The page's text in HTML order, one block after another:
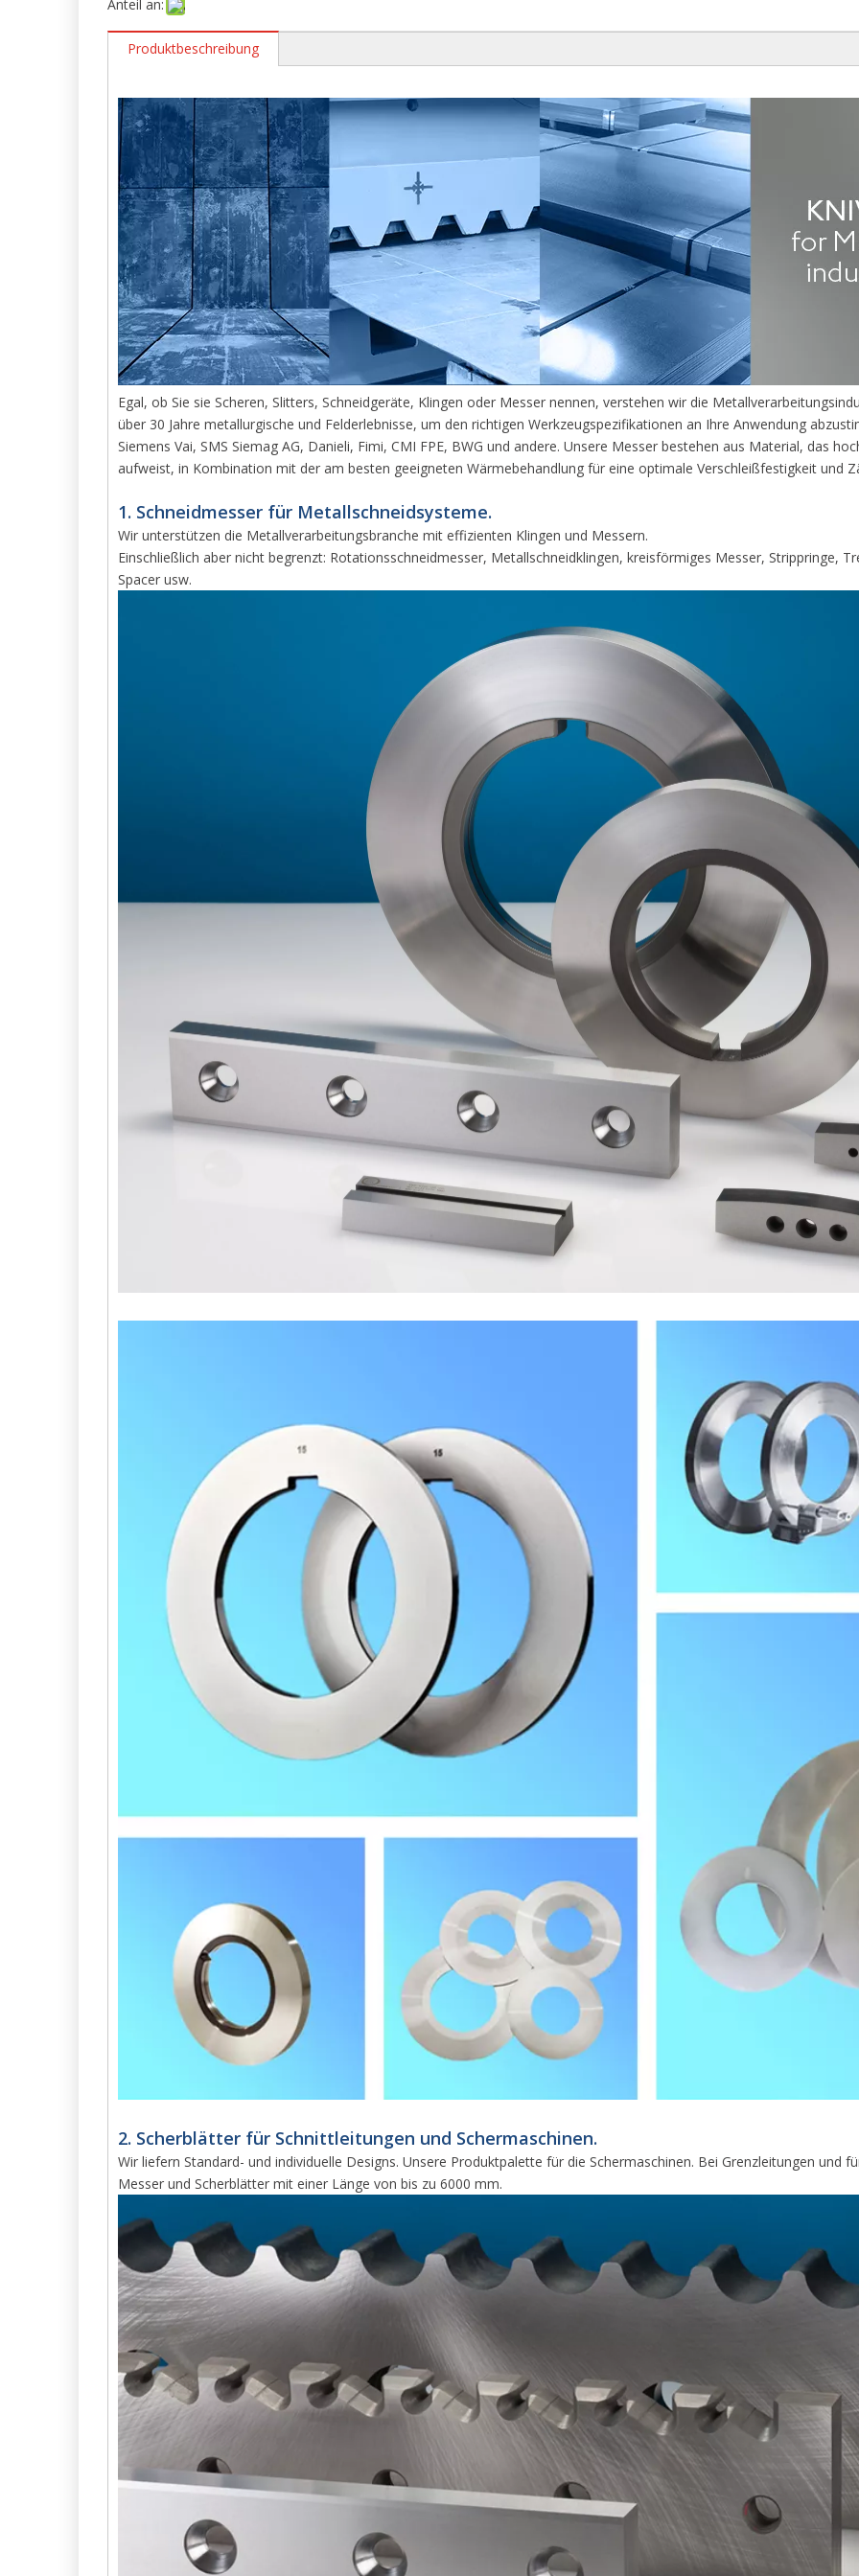
Anteil an:
Produktbeschreibung
Egal, ob Sie sie Scheren, Slitters, Schneidgeräte, Klingen oder Messer nennen, verstehen wir die
über 30 Jahre metallurgische und Felderlebnisse, um den richtigen Werkzeugspezifikationen an Ihre Anwendung
Siemens Vai, SMS Siemag AG, Danieli, Fimi, CMI FPE, BWG und andere. Unsere Messer bestehen aus Material, das
aufweist, in Kombination mit der am besten geeigneten Wärmebehandlung für eine optimale Verschleißfestigkeit und
1. Schneidmesser für Metallschneidsysteme.
Wir unterstützen die Metallverarbeitungsbranche mit effizienten Klingen und Messern.
Einschließlich aber nicht begrenzt: Rotationsschneidmesser, Metallschneidklingen, kreisförmiges Messer, Strippringe,
Spacer usw.
2. Scherblätter für Schnittleitungen und Schermaschinen.
Wir liefern Standard- und individuelle Designs. Unsere Produktpalette für die Schermaschinen. Bei Grenzleitungen und
Messer und Scherblätter mit einer Länge von bis zu 6000 mm.